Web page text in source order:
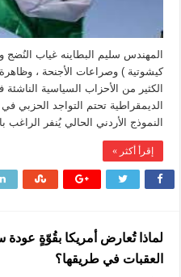
المهندس سليم البطاينه غياب
كيشوتية ) وصراعات الأجنحة ،
الكثير من الأحزاب السياسية
الديمقراطية تحتم التواجد
النموذج الأردني الحالي يُنفر الراغب
إقرأ أكثر »
لماذا تُعارض أمريكا بقُوّةٍ عودة
العقبات في طريقها؟